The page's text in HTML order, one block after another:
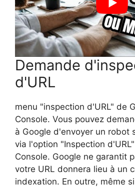
Demande
d'URL
menu "inspection d'URL" de
Console. Vous pouvez
à Google d'envoyer un robot
via l'option "Inspection
Console. Google ne garantit
votre URL donnera lieu à un
indexation. En outre, même